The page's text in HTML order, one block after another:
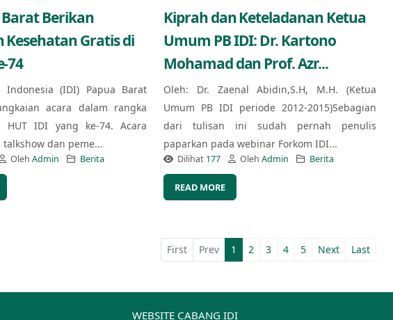
Berikan
Kesehatan Gratis di
74
Indonesia (IDI) Papua Barat
acara dalam rangka
HUT IDI yang ke-74. Acara
dan peme...
Oleh Admin Berita
Kiprah dan Keteladanan Ketua
Umum PB IDI: Dr. Kartono
Mohamad dan Prof. Azr...
Oleh: Dr. Zaenal Abidin,S.H, M.H. (Ketua
Umum PB IDI periode 2012-2015)Sebagian
dari tulisan ini sudah pernah penulis
paparkan pada webinar Forkom IDI...
Dilihat 177 Oleh Admin Berita
READ MORE
First Prev 1 2 3 4 5 Next Last
WEBSITE CABANG IDI